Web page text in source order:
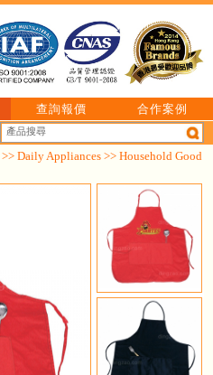
查詢報價
合作案例
>> Daily Appliances >> Household Good